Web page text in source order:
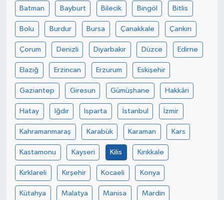
Batman Bayburt Bilecik Bingöl Bitlis
Bolu Burdur Bursa Çanakkale Çankırı
Çorum Denizli Diyarbakır Düzce Edirne
Elazığ Erzincan Erzurum Eskişehir
Gaziantep Giresun Gümüşhane Hakkâri
Hatay Iğdır Isparta İstanbul İzmir
Kahramanmaraş Karabük Karaman Kars
Kastamonu Kayseri Kilis Kırıkkale
Kırklareli Kırşehir Kocaeli Konya
Kütahya Malatya Manisa Mardin